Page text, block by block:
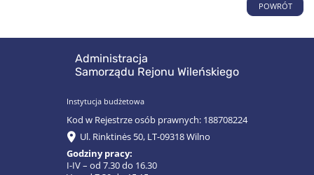
POWRÓT
Administracja
Samorządu Rejonu Wileńskiego
Instytucja budżetowa
Kod w Rejestrze osób prawnych: 188708224
Ul. Rinktinės 50, LT-09318 Wilno
Godziny pracy:
I-IV – od 7.30 do 16.30